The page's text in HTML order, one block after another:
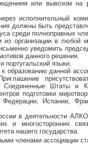
или вывозом на
исполнительный
должны быть
среди полноправных
организации в любой
уведомить
данного решения.
языки.
образованию данной
Штаты и
подготовки
Федерации, Испании,
в деятельности
и многосторонних
нашего государства.
членами ассоциации